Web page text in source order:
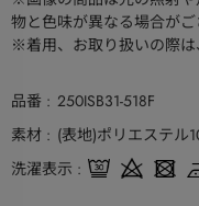
物と色味が異なる場合がご
※着用、お取り扱いの際は
品番
250ISB31-518F
素材
(表地)ポリエステル
洗濯表示